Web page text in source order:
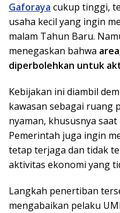
Gaforaya cukup tinggi,
usaha kecil yang ingin
malam Tahun Baru.
menegaskan bahwa area
diperbolehkan untuk
Kebijakan ini diambil
kawasan sebagai ruang
nyaman, khususnya
Pemerintah juga ingin
tetap terjaga dan tidak
aktivitas ekonomi yang
Langkah penertiban
mengabaikan pelaku